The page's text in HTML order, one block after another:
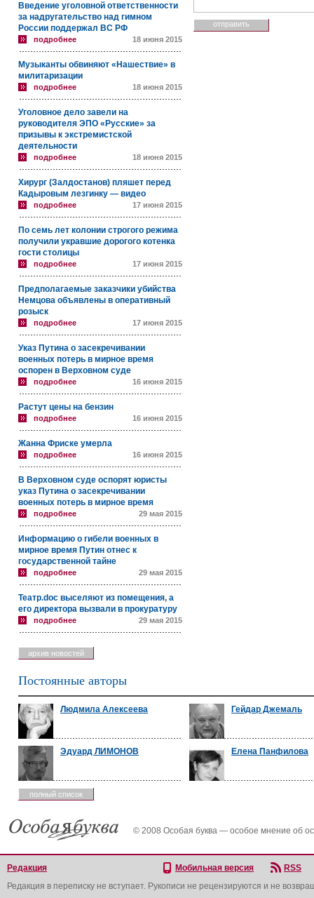
Введение уголовной ответственности
за надругательство над гимном
России поддержал ВС РФ
подробнее 18 июня 2015
Музыканты обвиняют «Нашествие» в
милитаризации
подробнее 18 июня 2015
Уголовное дело завели на
руководителя ЭПО «Русские» за
призывы к экстремистской
деятельности
подробнее 18 июня 2015
Хирург (Залдостанов) пляшет перед
Кадыровым лезгинку — видео
подробнее 17 июня 2015
По семь лет колонии строгого режима
получили укравшие дорогого котенка
гости столицы
подробнее 17 июня 2015
Предполагаемые заказчики убийства
Немцова объявлены в оперативный
розыск
подробнее 17 июня 2015
Указ Путина о засекречивании
военных потерь в мирное время
оспорен в Верховном суде
подробнее 16 июня 2015
Растут цены на бензин
подробнее 16 июня 2015
Жанна Фриске умерла
подробнее 16 июня 2015
В Верховном суде оспорят юристы
указ Путина о засекречивании
военных потерь в мирное время
подробнее 29 мая 2015
Информацию о гибели военных в
мирное время Путин отнес к
государственной тайне
подробнее 29 мая 2015
Театр.doc выселяют из помещения, а
его директора вызвали в прокуратуру
подробнее 29 мая 2015
архив новостей
Постоянные авторы
Людмила Алексеева Гейдар Джемаль
Эдуард ЛИМОНОВ Елена Панфилова
полный список
© 2008 Особая буква — особое мнение об
Редакция Мобильная версия
RSS
Редакция в переписку не вступает. Рукописи не рецензируются и не